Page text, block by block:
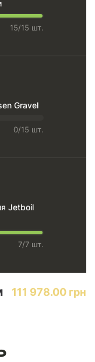
15/15 шт.
Gravel
0/15 шт.
Jetboil
7/7 шт.
111 978.00 грн